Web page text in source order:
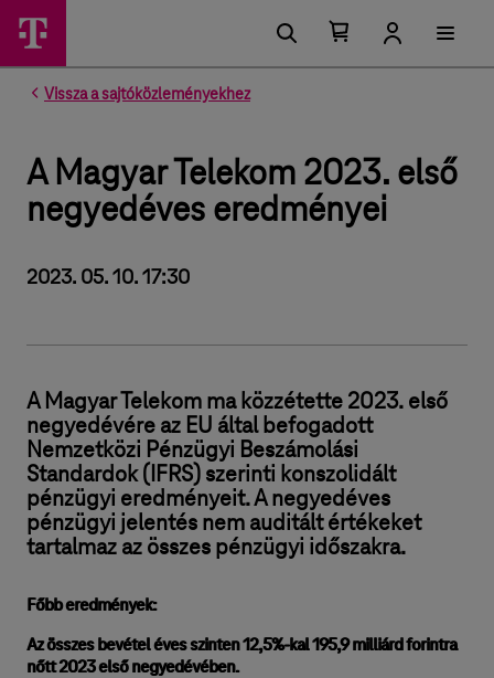
Vissza a sajtóközleményekhez
A Magyar Telekom 2023. első
negyedéves eredményei
2023. 05. 10. 17:30
A Magyar Telekom ma közzétette 2023. első
negyedévére az EU által befogadott
Nemzetközi Pénzügyi Beszámolási
Standardok (IFRS) szerinti konszolidált
pénzügyi eredményeit. A negyedéves
pénzügyi jelentés nem auditált értékeket
tartalmaz az összes pénzügyi időszakra.
Főbb eredmények:
Az összes bevétel éves szinten 12,5%-kal 195,9 milliárd forintra
nőtt 2023 első negyedévében.